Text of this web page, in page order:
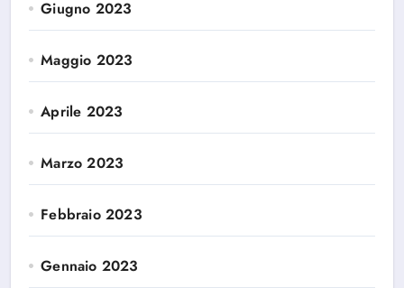
Giugno 2023
Maggio 2023
Aprile 2023
Marzo 2023
Febbraio 2023
Gennaio 2023